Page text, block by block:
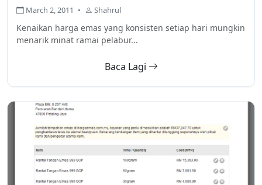
March 2, 2011 • Shahrul
Kenaikan harga emas yang konsisten setiap hari mungkin
menarik minat ramai pelabur...
Baca Lagi